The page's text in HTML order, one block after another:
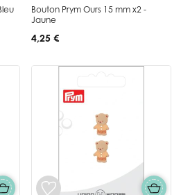
Bouton Prym Ours 15 mm x2 -
Jaune
4,25 €